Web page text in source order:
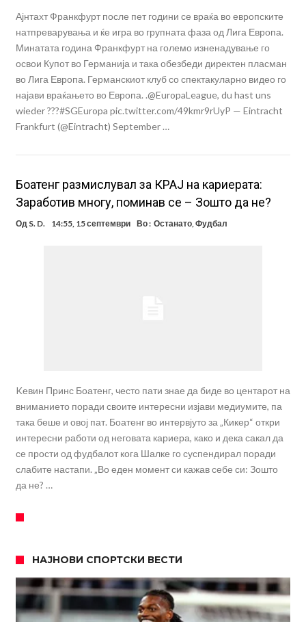
Ајнтахт Франкфурт после пет години се враќа во европските
натпреварувања и ќе игра во групната фаза од Лига Европа.
Минатата година Франкфурт на големо изненадување го
освои Купот во Германија и така обезбеди директен пласман
во Лига Европа. Германскиот клуб со спектакуларно видео го
најави враќањето во Европа. .@EuropaLeague, du hast uns
wieder ???#SGEuropa pic.twitter.com/49kmr9rUyP — Eintracht
Frankfurt (@Eintracht) September …
Боатенг размислувал за КРАЈ на кариерата:
Заработив многу, поминав се – Зошто да не?
Од S. D. 14:55, 15 септември Во : Останато, Фудбал
Kевин Принс Боатенг, често пати знае да биде во центарот на
вниманието поради своите интересни изјави медиумите, па
така беше и овој пат. Боатенг во интервјуто за „Кикер“ откри
интересни работи од неговата кариера, како и дека сакал да
се прости од фудбалот кога Шалке го суспендирал поради
слабите настапи. „Во еден момент си кажав себе си: Зошто
да не? …
НАЈНОВИ СПОРТСКИ ВЕСТИ